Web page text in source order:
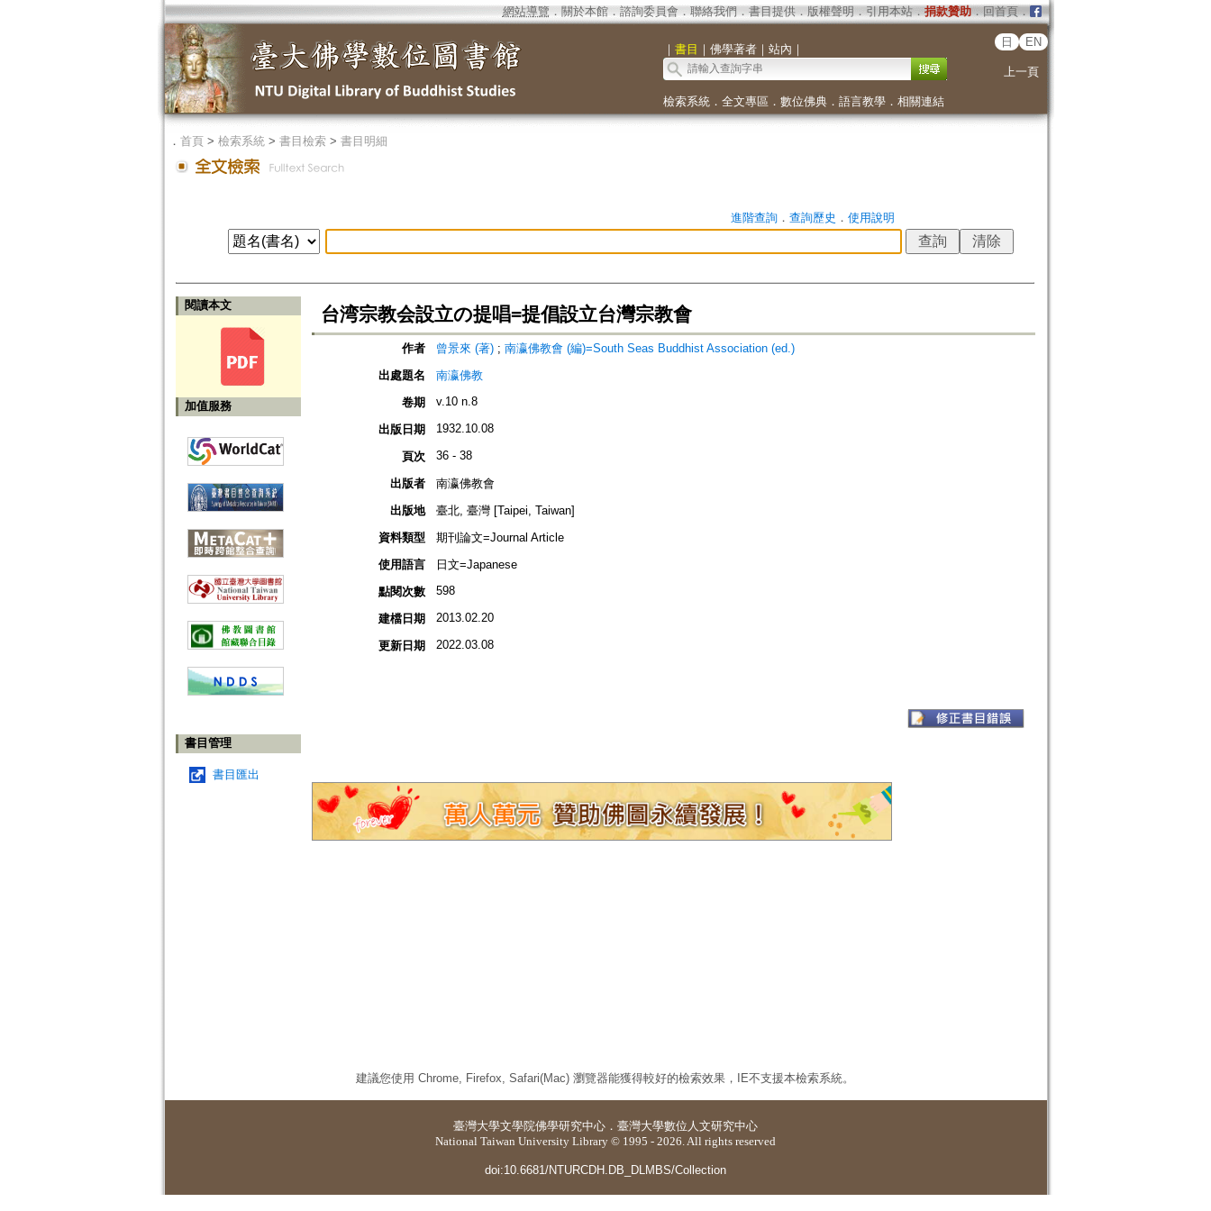
網站導覽 ． 關於本館． 諮詢委員會． 聯絡我們 ． 書目提供． 版權聲明 ． 引用本站． 捐款贊助．回首頁．
｜ 書目 ｜ 佛學著者｜ 站內 ｜
日 EN
上一頁
檢索系統． 全文專區 ． 數位佛典． 語言教學． 相關連結
． 首頁> 檢索系統> 書目檢索> 書目明細
進階查詢． 查詢歷史 ． 使用說明
閱讀本文
加值服務
書目管理
書目匯出
台湾宗教会設立の提唱=提倡設立台灣宗教會
作者 曾景來 (著); 南瀛佛教會 (編)=South Seas Buddhist Association (ed.)
出處題名
南瀛佛教
卷期
v.10 n.8
出版日期 1932.10.08
頁次 36 - 38
出版者
南瀛佛教會
出版地
臺北, 臺灣 [Taipei, Taiwan]
資料類型
期刊論文=Journal Article
使用語言
日文=Japanese
點閱次數
598
建檔日期 2013.02.20
更新日期 2022.03.08
建議您使用 Chrome, Firefox, Safari(Mac) 瀏覽器能獲得較好的檢索效果，IE不支援本檢索系統。
臺灣大學文學院佛學研究中心 ． 臺灣大學數位人文研究中心
National Taiwan University Library © 1995 - 2026. All rights reserved
doi:10.6681/NTURCDH.DB_DLMBS/Collection